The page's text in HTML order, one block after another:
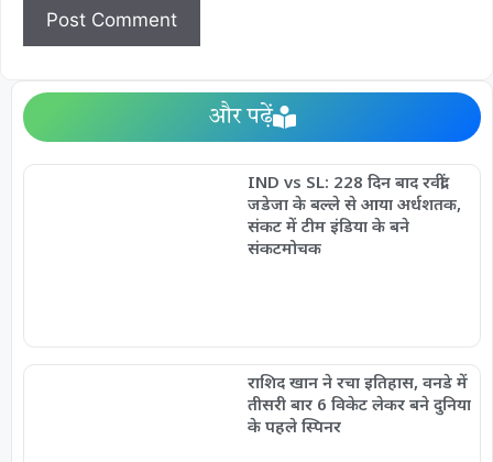
और पढ़ें
IND vs SL: 228 दिन बाद रवींद्र
जडेजा के बल्ले से आया अर्धशतक,
संकट में टीम इंडिया के बने
संकटमोचक
राशिद खान ने रचा इतिहास, वनडे में
तीसरी बार 6 विकेट लेकर बने दुनिया
के पहले स्पिनर